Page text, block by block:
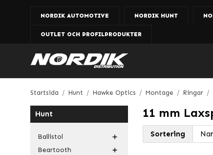
NORDIK AUTOMOTIVE NORDIK HUNT
OUTLET OCH PROFILPRODUKTER
Startsida / Hunt / Hawke Optics / Montage / Ringar /
Hunt
Ballistol
Beartooth
11 mm
Sortering